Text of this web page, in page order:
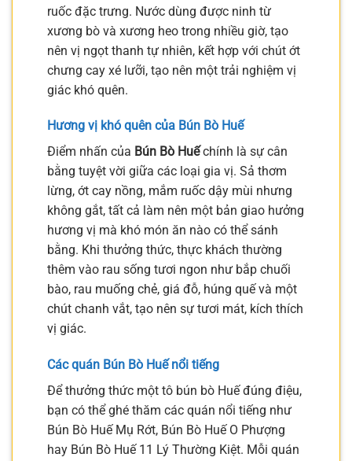
ruốc đặc trưng. Nước dùng được ninh từ
xương bò và xương heo trong nhiều giờ, tạo
nên vị ngọt thanh tự nhiên, kết hợp với chút ớt
chưng cay xé lưỡi, tạo nên một trải nghiệm vị
giác khó quên.
Hương vị khó quên của Bún Bò Huế
Điểm nhấn của Bún Bò Huếchính là sự cân
bằng tuyệt vời giữa các loại gia vị. Sả thơm
lừng, ớt cay nồng, mắm ruốc dậy mùi nhưng
không gắt, tất cả làm nên một bản giao hưởng
hương vị mà khó món ăn nào có thể sánh
bằng. Khi thưởng thức, thực khách thường
thêm vào rau sống tươi ngon như bắp chuối
bào, rau muống chẻ, giá đỗ, húng quế và một
chút chanh vắt, tạo nên sự tươi mát, kích thích
vị giác.
Các quán Bún Bò Huế nổi tiếng
Để thưởng thức một tô bún bò Huế đúng điệu,
bạn có thể ghé thăm các quán nổi tiếng như
Bún Bò Huế Mụ Rớt, Bún Bò Huế O Phượng
hay Bún Bò Huế 11 Lý Thường Kiệt. Mỗi quán